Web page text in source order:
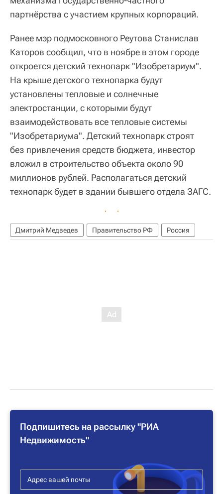
партнёрства с участием крупных корпораций.
Ранее мэр подмосковного Реутова Станислав
Каторов сообщил, что в ноябре в этом городе
откроется детский технопарк "Изобретариум".
На крыше детского технопарка будут
установлены тепловые и солнечные
электростанции, с которыми будут
взаимодействовать все тепловые системы
"Изобретариума". Детский технопарк строят
без привлечения средств бюджета, инвестор
вложил в строительство объекта около 90
миллионов рублей. Располагаться детский
технопарк будет в здании бывшего отдела ЗАГС.
Дмитрий Медведев Правительство РФ Россия
Подпишитесь на рассылку "РИА
Недвижимость"